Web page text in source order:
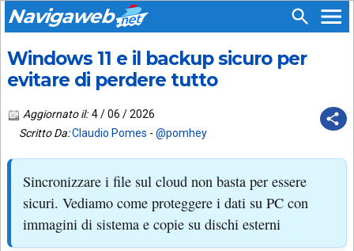
Navigaweb
HOME
SIAMO
SUPPORTO
PIÙ
LETTI
SEGUICI
SU:
APP
ANDROID
EMAIL
TIKTOK
Windows 11 e il backup sicuro per
evitare di perdere tutto
Aggiornato il: 4 / 06 / 2026
Scritto Da:Claudio Pomes - @pomhey
Sincronizzare i file sul cloud non basta per essere
sicuri. Vediamo come proteggere i dati su PC con
immagini di sistema e copie su dischi esterni